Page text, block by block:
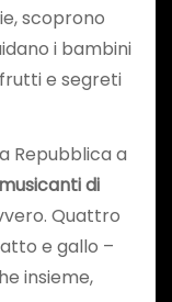
scoprono
i bambini
e segreti
Repubblica a
musicanti di
Quattro
e gallo –
insieme,